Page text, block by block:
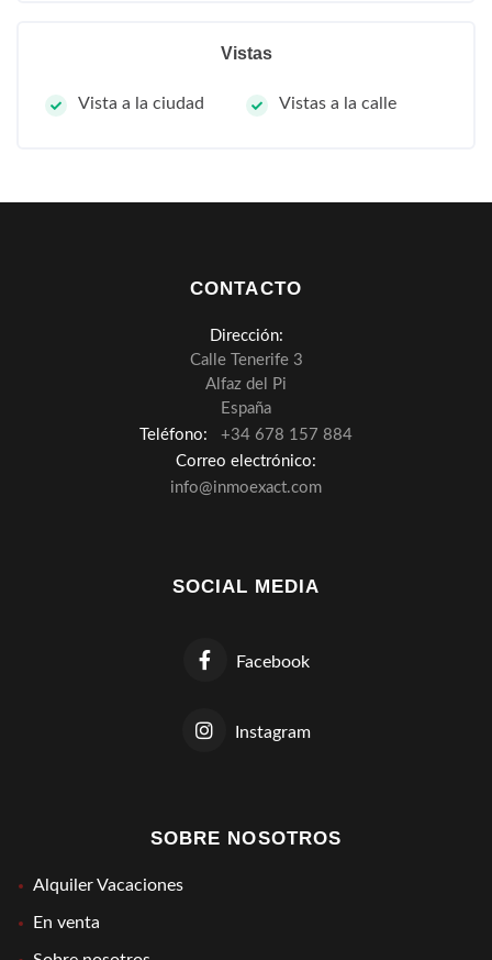
Vistas
Vista a la ciudad Vistas a la calle
CONTACTO
Dirección:
Calle Tenerife 3
Alfaz del Pi
España
Teléfono:
+34 678 157 884
Correo electrónico:
info@inmoexact.com
SOCIAL MEDIA
Facebook
Instagram
SOBRE NOSOTROS
Alquiler Vacaciones
En venta